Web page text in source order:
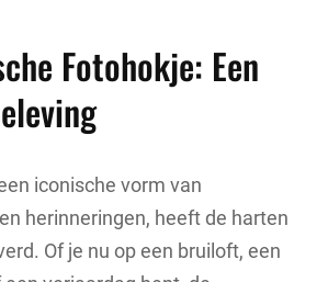
Fotohokje: Een
iconische vorm van
herinneringen, heeft de harten
Of je nu op een bruiloft, een